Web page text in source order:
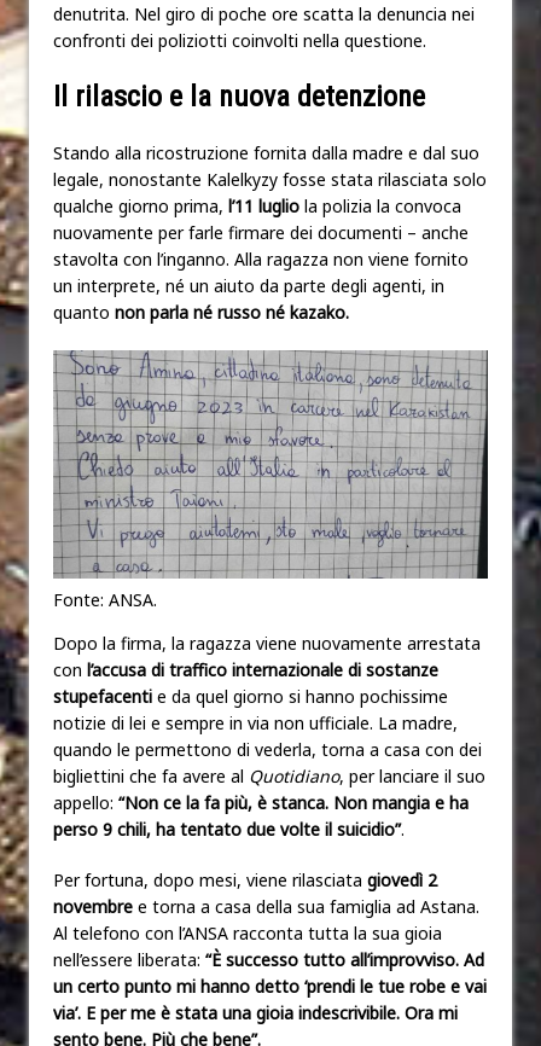
denutrita. Nel giro di poche ore scatta la denuncia nei
confronti dei poliziotti coinvolti nella questione.
Il rilascio e la nuova detenzione
Stando alla ricostruzione fornita dalla madre e dal suo
legale, nonostante Kalelkyzy fosse stata rilasciata solo
qualche giorno prima, l’11 luglio la polizia la convoca
nuovamente per farle firmare dei documenti – anche
stavolta con l’inganno. Alla ragazza non viene fornito
un interprete, né un aiuto da parte degli agenti, in
quanto non parla né russo né kazako.
Fonte: ANSA.
Dopo la firma, la ragazza viene nuovamente arrestata
con l’accusa di traffico internazionale di sostanze
stupefacenti e da quel giorno si hanno pochissime
notizie di lei e sempre in via non ufficiale. La madre,
quando le permettono di vederla, torna a casa con dei
bigliettini che fa avere al Quotidiano, per lanciare il suo
appello: “Non ce la fa più, è stanca. Non mangia e ha
perso 9 chili, ha tentato due volte il suicidio”.
Per fortuna, dopo mesi, viene rilasciata giovedì 2
novembre e torna a casa della sua famiglia ad Astana.
Al telefono con l’ANSA racconta tutta la sua gioia
nell’essere liberata: “È successo tutto all’improvviso. Ad
un certo punto mi hanno detto ‘prendi le tue robe e vai
via’. E per me è stata una gioia indescrivibile. Ora mi
sento bene. Più che bene”.